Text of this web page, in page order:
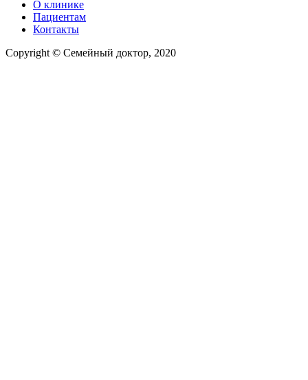
О клинике
Пациентам
Контакты
Copyright © Семейный доктор, 2020